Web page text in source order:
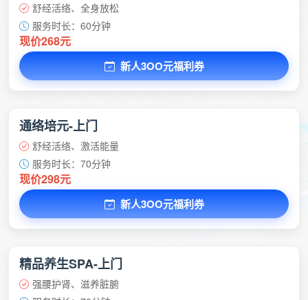
舒经活络、全身放松
服务时长：60分钟
现价268元
新人3OO元福利券
通络培元-上门
舒经活络、激活能量
服务时长：70分钟
现价298元
新人3OO元福利券
精品养生SPA-上门
强腰护肾、滋养脏腑